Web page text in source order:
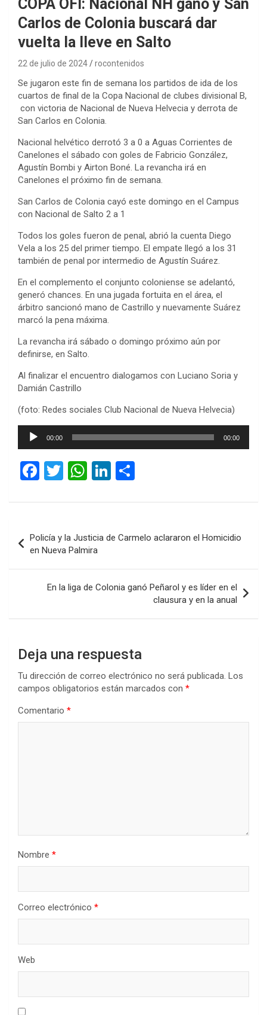
COPA OFI: Nacional NH ganó y San
Carlos de Colonia buscará dar
vuelta la lleve en Salto
22 de julio de 2024 rocontenidos
Se jugaron este fin de semana los partidos de ida de los
cuartos de final de la Copa Nacional de clubes divisional B,
con victoria de Nacional de Nueva Helvecia y derrota de
San Carlos en Colonia.
Nacional helvético derrotó 3 a 0 a Aguas Corrientes de
Canelones el sábado con goles de Fabricio González,
Agustín Bombi y Airton Boné. La revancha irá en
Canelones el próximo fin de semana.
San Carlos de Colonia cayó este domingo en el Campus
con Nacional de Salto 2 a 1
Todos los goles fueron de penal, abrió la cuenta Diego
Vela a los 25 del primer tiempo. El empate llegó a los 31
también de penal por intermedio de Agustín Suárez.
En el complemento el conjunto coloniense se adelantó,
generó chances. En una jugada fortuita en el área, el
árbitro sancionó mano de Castrillo y nuevamente Suárez
marcó la pena máxima.
La revancha irá sábado o domingo próximo aún por
definirse, en Salto.
Al finalizar el encuentro dialogamos con Luciano Soria y
Damián Castrillo
(foto: Redes sociales Club Nacional de Nueva Helvecia)
Reproductor
00:00 00:00
F
ce
o
o
k
T
tt
W
at
A
p
p
Li
ke
n
m
ar
tir
de
entradas
Policía y la Justicia de Carmelo aclararon el Homicidio
en Nueva Palmira
En la liga de Colonia ganó Peñarol y es líder en el
clausura y en la anual
Deja una respuesta
Tu dirección de correo electrónico no será publicada. Los
campos obligatorios están marcados con *
Comentario *
Nombre *
Correo electrónico *
Web